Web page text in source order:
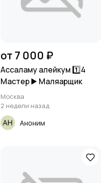
от 7 000 ₽
Ассаламу алейкум 1️⃣4
Мастер ▶️ Маляарщик
Москва
2 недели назад
Аноним